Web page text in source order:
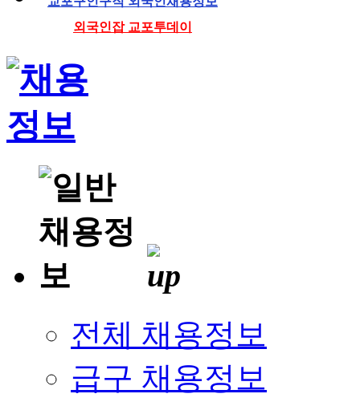
외국인잡 교포투데이
전체 채용정보
급구 채용정보